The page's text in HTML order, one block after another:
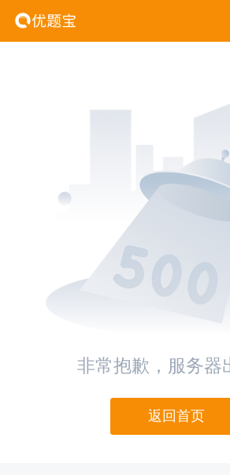
非常抱歉，服务器
返回首页